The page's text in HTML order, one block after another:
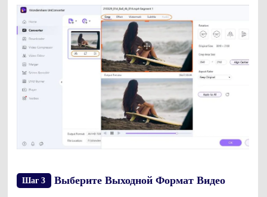
Шаг 3 Выберите Выходной Формат Видео